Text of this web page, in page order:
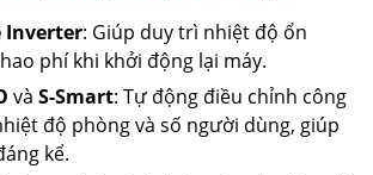
Inverter: Giúp duy trì nhiệt độ ổn
phí khi khởi động lại máy.
vàS-Smart: Tự động điều chỉnh công
độ phòng và số người dùng, giúp
kể.